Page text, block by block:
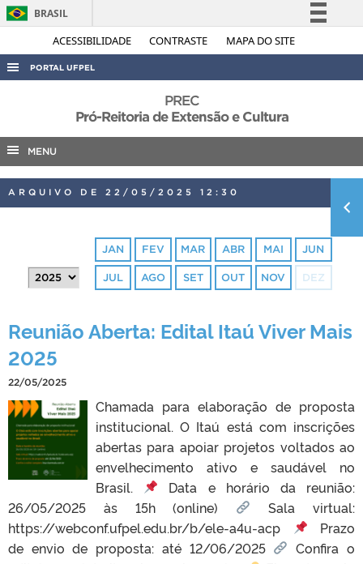
ACESSIBILIDADE CONTRASTE MAPA DO SITE
BRASIL
Simplifique!
Acesso à informação
Legislação
PORTAL UFPEL
AUDITORIA
COBALTO
CONCURSOS
PORTARIAS
PREC
Pró-Reitoria de Extensão e Cultura
MENU
ARQUIVO DE 22/05/2025 12:30
JAN FEV MAR ABR MAI JUN
JUL AGO SET OUT NOV DEZ
Reunião Aberta: Edital Itaú Viver Mais
2025
22/05/2025
Chamada para elaboração de proposta
institucional. O Itaú está com inscrições
abertas para apoiar projetos voltados ao
envelhecimento ativo e saudável no
Brasil.
Data e horário da reunião:
26/05/2025 às 15h (online)
Sala virtual:
https://webconf.ufpel.edu.br/b/ele-a4u-acp
Prazo
de envio de proposta: até 12/06/2025
Confira o